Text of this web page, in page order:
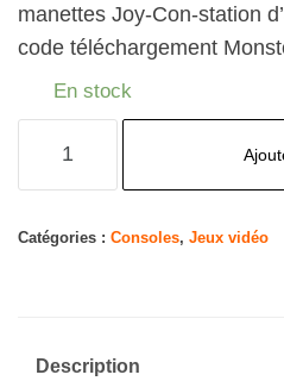
manettes Joy-Con-station
code téléchargement
En stock
Nintendo
Monster
Catégories : Consoles, Jeux vidéo
Description